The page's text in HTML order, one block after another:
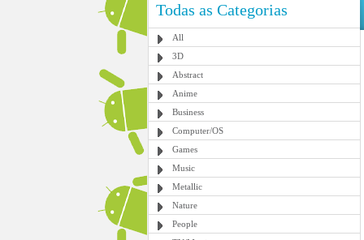
Todas as Categorias
All
3D
Abstract
Anime
Business
Computer/OS
Games
Music
Metallic
Nature
People